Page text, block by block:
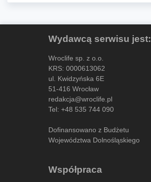
Wydawcą serwisu jest:
Wroclife sp. z o.o.
KRS: 0000613062
ul. Kwidzyńska 6E
51-416 Wrocław
redakcja@wroclife.pl
Tel: +48 535 744 090
Dofinansowano z Budżetu
Województwa Dolnośląskiego
Współpraca